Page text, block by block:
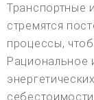
Транспортные
стремятся
процессы,
Рациональное